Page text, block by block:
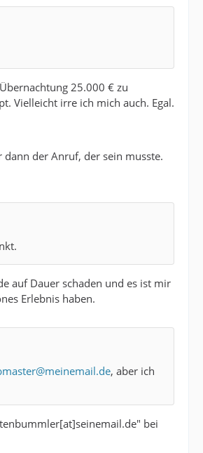
25.000 € zu
Vielleicht irre ich mich auch. Egal.
der Anruf, der sein musste.
auf Dauer schaden und es ist mir
Erlebnis haben.
, aber ich
bei